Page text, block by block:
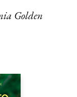
Golden